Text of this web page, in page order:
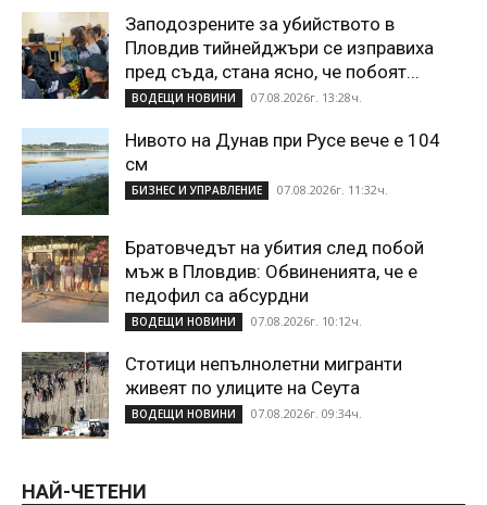
Заподозрените за убийството в
Пловдив тийнейджъри се изправиха
пред съда, стана ясно, че побоят...
ВОДЕЩИ НОВИНИ 07.08.2026г. 13:28ч.
Нивото на Дунав при Русе вече е 104
см
БИЗНЕС И УПРАВЛЕНИЕ 07.08.2026г. 11:32ч.
Братовчедът на убития след побой
мъж в Пловдив: Обвиненията, че е
педофил са абсурдни
ВОДЕЩИ НОВИНИ 07.08.2026г. 10:12ч.
Стотици непълнолетни мигранти
живеят по улиците на Сеута
ВОДЕЩИ НОВИНИ 07.08.2026г. 09:34ч.
НАЙ-ЧЕТЕНИ